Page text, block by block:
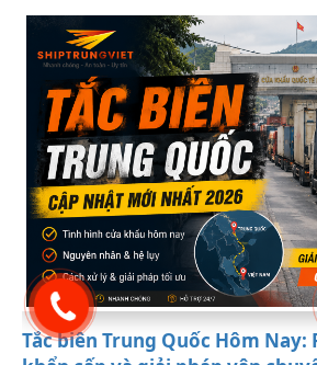
Tắc biên Trung Quốc Hôm